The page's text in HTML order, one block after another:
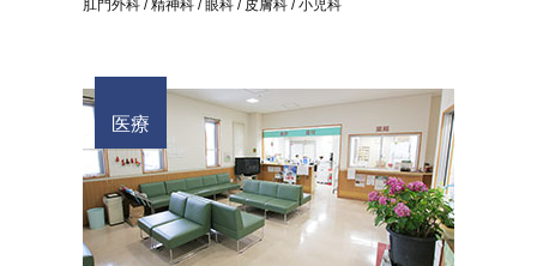
肛門外科 / 精神科 / 眼科 / 皮膚科 / 小児科
医療